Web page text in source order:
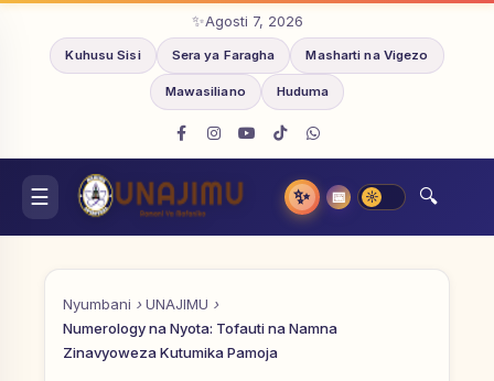
Agosti 7, 2026
Kuhusu Sisi Sera ya Faragha Masharti na Vigezo
Mawasiliano Huduma
✨ 📅
Nyumbani
UNAJIMU
Numerology na Nyota: Tofauti na Namna
Zinavyoweza Kutumika Pamoja